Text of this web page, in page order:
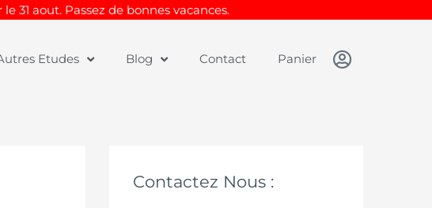
31 aout. Passez de bonnes vacances.
Etudes Blog Contact Panier
Contactez Nous :